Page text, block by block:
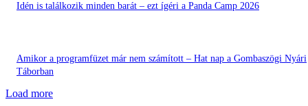
Idén is találkozik minden barát – ezt ígéri a Panda Camp 2026
Amikor a programfüzet már nem számított – Hat nap a Gombaszögi Nyári
Táborban
Load more